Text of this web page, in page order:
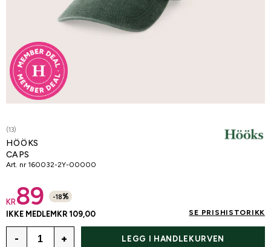
(13)
HÖÖKS
CAPS
Art. nr 160032-2Y-00000
89
KR
-18%
IKKE MEDLEM KR 109,00 SE PRISHISTORIKK
- + LEGG I HANDLEKURVEN